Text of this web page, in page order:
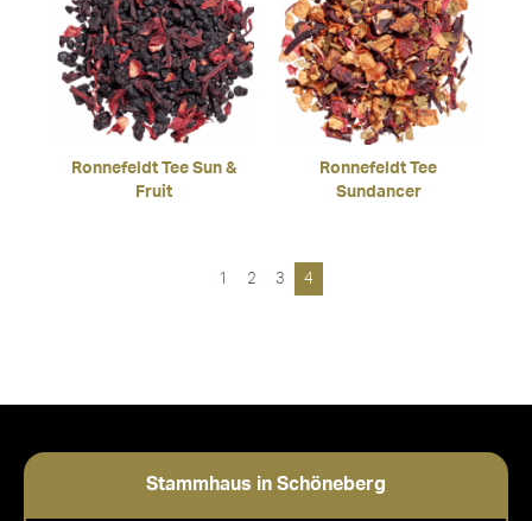
Ronnefeldt Tee Sun &
Fruit
Ronnefeldt Tee
Sundancer
1 2 3 4
Stammhaus in Schöneberg